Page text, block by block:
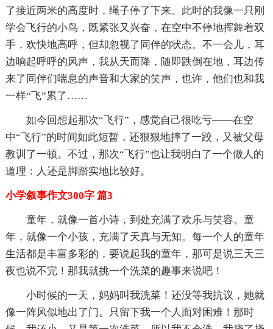
了接近两米的高度时，绳子停了下来。此时的我像一只刚
学会飞行的小鸟，既紧张又兴奋，在空中不停地挥舞着双
手，欢快地高呼，但却忽视了同伴的状态。不一会儿，耳
边响起呼呼的风声，我从天而降，随即跌倒在地，耳边传
来了同伴们喘息的声音和大家的笑声，也许，他们也和我
一样“飞”累了……
如今回想起那次“飞行”，感觉自己很吃亏——在空
中“飞行”的时间如此短暂，还狠狠地摔了一跤，又被父母
教训了一顿。不过，那次“飞行”也让我明白了一个做人的
道理：人还是脚踏实地比较好。
小学叙事作文300字 篇3
童年，就像一首小诗，到处充满了欢乐与笑容。童
年，就像一个小孩，充满了天真与无知。每一个人的童年
生活都是丰富多彩的，要说起我的童年，那可是说三天三
夜也说不完！那我就挑一个洗菜的趣事来说吧！
小时候的一天，妈妈叫我洗菜！还没等我抗议，她就
像一阵风似地出了门。只留下我一个人面对困难！那时